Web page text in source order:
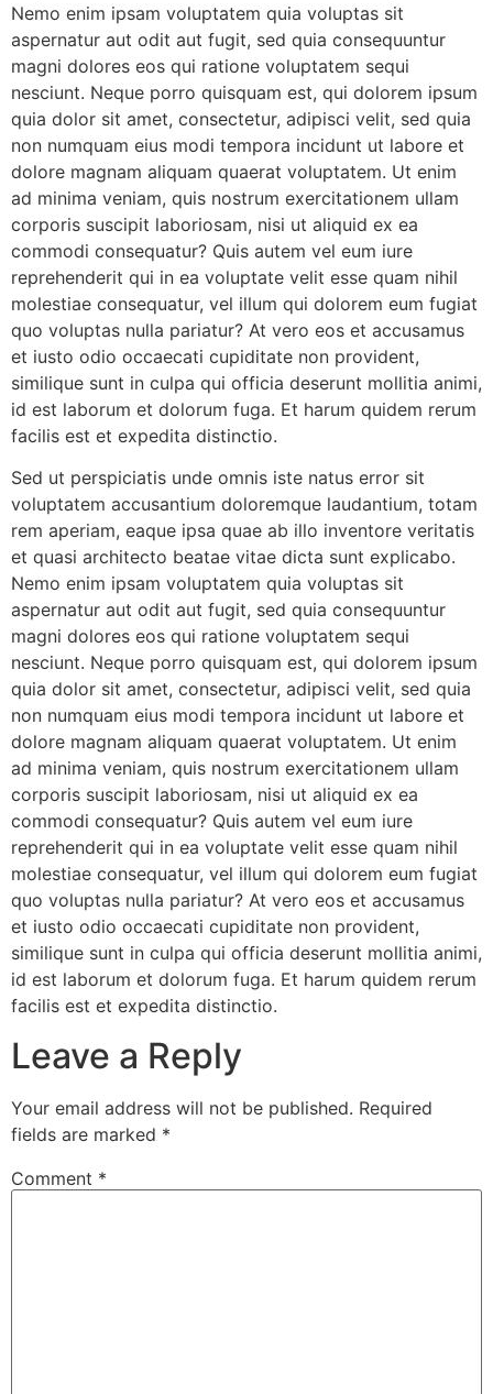
Nemo enim ipsam voluptatem quia voluptas sit
aspernatur aut odit aut fugit, sed quia consequuntur
magni dolores eos qui ratione voluptatem sequi
nesciunt. Neque porro quisquam est, qui dolorem ipsum
quia dolor sit amet, consectetur, adipisci velit, sed quia
non numquam eius modi tempora incidunt ut labore et
dolore magnam aliquam quaerat voluptatem. Ut enim
ad minima veniam, quis nostrum exercitationem ullam
corporis suscipit laboriosam, nisi ut aliquid ex ea
commodi consequatur? Quis autem vel eum iure
reprehenderit qui in ea voluptate velit esse quam nihil
molestiae consequatur, vel illum qui dolorem eum fugiat
quo voluptas nulla pariatur? At vero eos et accusamus
et iusto odio occaecati cupiditate non provident,
similique sunt in culpa qui officia deserunt mollitia animi,
id est laborum et dolorum fuga. Et harum quidem rerum
facilis est et expedita distinctio.
Sed ut perspiciatis unde omnis iste natus error sit
voluptatem accusantium doloremque laudantium, totam
rem aperiam, eaque ipsa quae ab illo inventore veritatis
et quasi architecto beatae vitae dicta sunt explicabo.
Nemo enim ipsam voluptatem quia voluptas sit
aspernatur aut odit aut fugit, sed quia consequuntur
magni dolores eos qui ratione voluptatem sequi
nesciunt. Neque porro quisquam est, qui dolorem ipsum
quia dolor sit amet, consectetur, adipisci velit, sed quia
non numquam eius modi tempora incidunt ut labore et
dolore magnam aliquam quaerat voluptatem. Ut enim
ad minima veniam, quis nostrum exercitationem ullam
corporis suscipit laboriosam, nisi ut aliquid ex ea
commodi consequatur? Quis autem vel eum iure
reprehenderit qui in ea voluptate velit esse quam nihil
molestiae consequatur, vel illum qui dolorem eum fugiat
quo voluptas nulla pariatur? At vero eos et accusamus
et iusto odio occaecati cupiditate non provident,
similique sunt in culpa qui officia deserunt mollitia animi,
id est laborum et dolorum fuga. Et harum quidem rerum
facilis est et expedita distinctio.
Leave a Reply
Your email address will not be published. Required
fields are marked *
Comment *